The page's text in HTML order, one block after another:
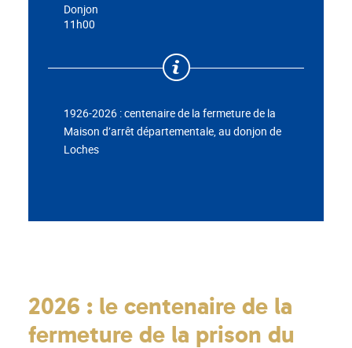
Donjon
11h00
1926-2026 : centenaire de la fermeture de la
Maison d’arrêt départementale, au donjon de
Loches
2026 : le centenaire de la
fermeture de la prison du